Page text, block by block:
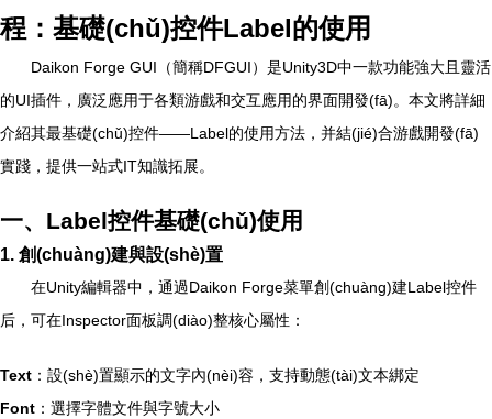
程：基礎(chǔ)控件Label的使用
Daikon Forge GUI（簡稱DFGUI）是Unity3D中一款功能強大且靈活
的UI插件，廣泛應用于各類游戲和交互應用的界面開發(fā)。本文將詳細
介紹其最基礎(chǔ)控件——Label的使用方法，并結(jié)合游戲開發(fā)
實踐，提供一站式IT知識拓展。
一、Label控件基礎(chǔ)使用
1. 創(chuàng)建與設(shè)置
在Unity編輯器中，通過Daikon Forge菜單創(chuàng)建Label控件
后，可在Inspector面板調(diào)整核心屬性：
Text ：設(shè)置顯示的文字內(nèi)容，支持動態(tài)文本綁定
Font ：選擇字體文件與字號大小